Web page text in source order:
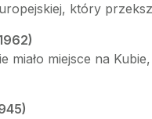
który
miało miejsce na